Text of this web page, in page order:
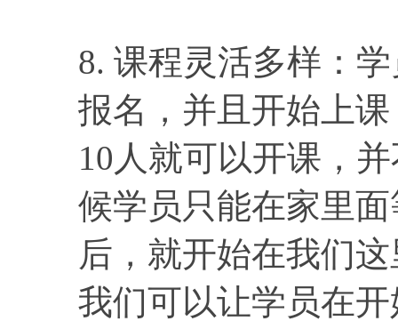
8. 课程灵活多样：
报名，并且开始上
10人就可以开课，
候学员只能在家里
后，就开始在我们
我们可以让学员在